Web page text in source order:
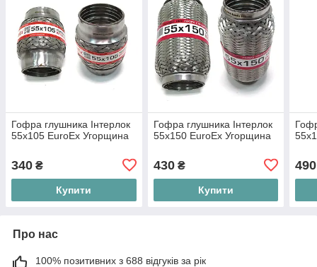
Гофра глушника Інтерлок
55x105 EuroEx Угорщина
340 ₴
Купити
Гофра глушника Інтерлок
55x150 EuroEx Угорщина
430₴
Купити
490
Про нас
100% позитивних з 688 відгуків за рік